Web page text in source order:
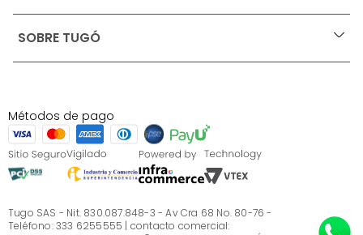
Ofertas vigentes
Términos, condiciones y restricciones para productos
S.A.S
Términos, condiciones y restricciones Tugó S.A.S
Instructivo cuidado de muebles
Sé parte de Tugó
¿Quiénes somos?
Servicio al cliente
SOBRE TUGÓ +
¿Quieres vender en Tugó?
Métodos de pago
Tugo SAS - Nit. 830.087.848-3 - Av Cra 68 No. 80-76 -
Teléfono: 333 6255555 | contacto comercial: